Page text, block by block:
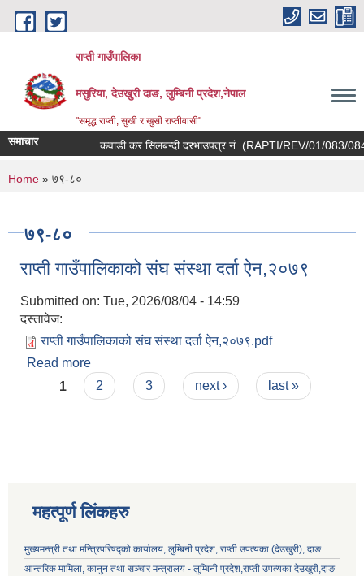
Skip to main content
राप्ती गाउँपालिका
मसुरिया, देउखुरी दाङ, लुम्बिनी प्रदेश,नेपाल
"समृद्ध राप्ती, सुखी र खुसी राप्तीवासी"
समाचार कवाडी कर सिलबन्दी दरभाउपत्र नं. (RAPTI/REV/01/083/084)
You are here
Home » ७९-८०
७९-८०
राप्ती गाउँपालिकाको संघ संस्था दर्ता ऐन,२०७९
Submitted on: Tue, 2026/08/04 - 14:59
दस्तावेज:
राप्ती गाउँपालिकाको संघ संस्था दर्ता ऐन,२०७९.pdf
Read more
Pages
1 2 3 next › last »
महत्पूर्ण लिंकहरु
मुख्यमन्त्री तथा मन्त्रिपरिषद्को कार्यालय, लुम्बिनी प्रदेश, राप्ती उपत्यका (देउखुरी), दाङ
आन्तरिक मामिला, कानुन तथा सञ्चार मन्त्रालय - लुम्बिनी प्रदेश,राप्ती उपत्यका देउखुरी,दाङ